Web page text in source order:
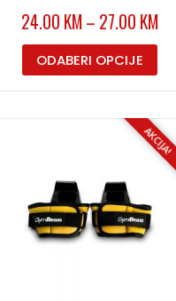
24.00 KM – 27.00 KM
ODABERI OPCIJE
AKCIJA!